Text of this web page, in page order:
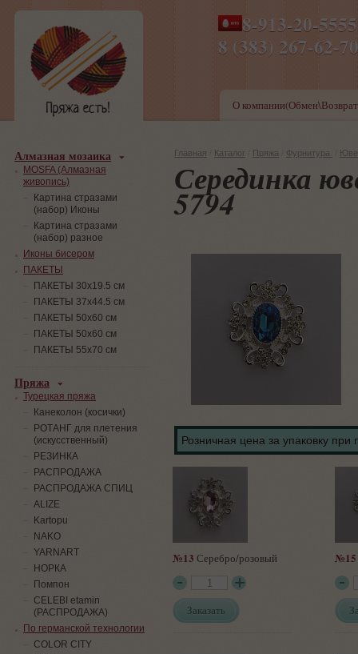
8-913-20-
8 (383) 267-
ПН-ПТ 8-17,СБ-ВС 9-
О
Главная Каталог Пряжа Фурнитура
Серединка
5794
Розничная цена за упаковку при
№13 Серебро/розовый
Заказать
№15
Алмазная мозаика
MOSFA (Алмазная
живопись)
Картина стразами
(набор) Иконы
Картина стразами
(набор) разное
Иконы бисером
ПАКЕТЫ
ПАКЕТЫ 30х19.5 см
ПАКЕТЫ 37х44.5 см
ПАКЕТЫ 50х60 см
ПАКЕТЫ 50х60 см
ПАКЕТЫ 55х70 см
Пряжа
Турецкая пряжа
Канеколон (косички)
РОТАНГ для плетения
(искусственный)
PЕЗИНКА
РАСПРОДАЖА
РАСПРОДАЖА СПИЦ
ALIZE
Kartopu
NAKO
YARNART
НОРКА
Помпон
СELEBI etamin
(РАСПРОДАЖА)
По германской технологии
COLOR CITY